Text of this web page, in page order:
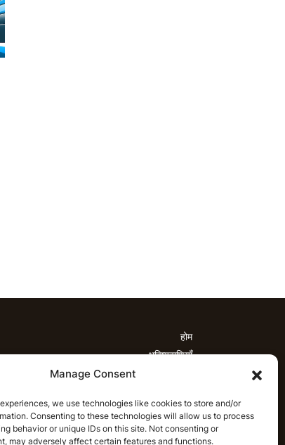
Manage Consent
we use technologies like cookies to store and/or
Consenting to these technologies will allow us to process
behavior or unique IDs on this site. Not consenting or
may adversely affect certain features and functions.
होम
भविष्यवाणियाँ
टी20 लीग भविष्यवाणियाँ
समाचार
टी20 लीग समाचार
महिला क्रिकेट समाचार